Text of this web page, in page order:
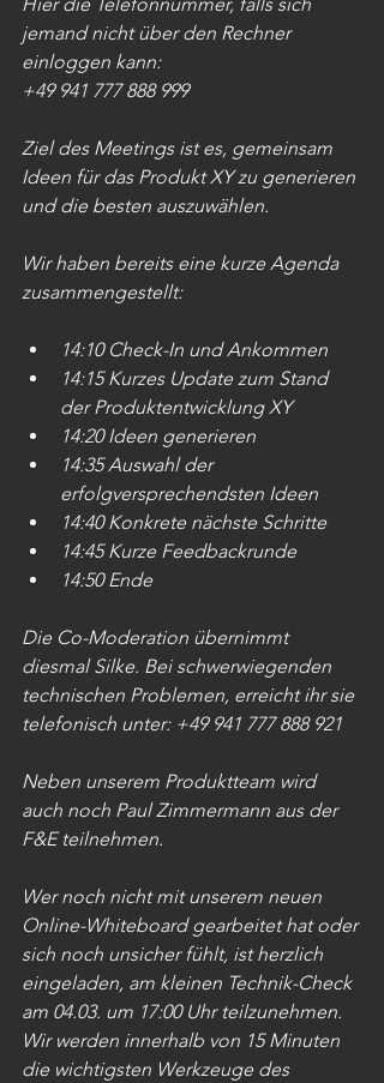
jemand nicht über den Rechner
einloggen kann:
+49 941 777 888 999
Ziel des Meetings ist es, gemeinsam
Ideen für das Produkt XY zu generieren
und die besten auszuwählen.
Wir haben bereits eine kurze Agenda
zusammengestellt:
14:10 Check-In und Ankommen
14:15 Kurzes Update zum Stand
der Produktentwicklung XY
14:20 Ideen generieren
14:35 Auswahl der
erfolgversprechendsten Ideen
14:40 Konkrete nächste Schritte
14:45 Kurze Feedbackrunde
14:50 Ende
Die Co-Moderation übernimmt
diesmal Silke. Bei schwerwiegenden
technischen Problemen, erreicht ihr sie
telefonisch unter: +49 941 777 888 921
Neben unserem Produktteam wird
auch noch Paul Zimmermann aus der
F&E teilnehmen.
Wer noch nicht mit unserem neuen
Online-Whiteboard gearbeitet hat oder
sich noch unsicher fühlt, ist herzlich
eingeladen, am kleinen Technik-Check
am 04.03. um 17:00 Uhr teilzunehmen.
Wir werden innerhalb von 15 Minuten
die wichtigsten Werkzeuge des